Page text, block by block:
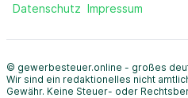
Datenschutz Impressum
© gewerbesteuer.online - großes
Wir sind ein redaktionelles nicht
Gewähr. Keine Steuer- oder